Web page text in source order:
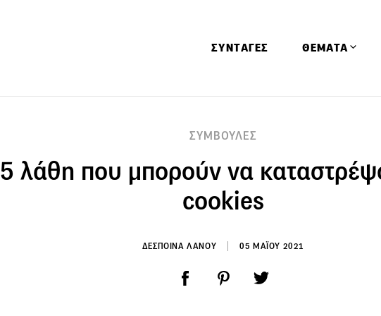
ΣΥΝΤΑΓΕΣ ΘΕΜΑΤΑ
Ειδήσεις
Έρευνες
ΣΥΜΒΟΥΛΕΣ
5 λάθη που μπορούν να
cookies
ΔΕΣΠΟΙΝΑ ΛΑΝΟΥ 05 ΜΑΪΟΥ 2021